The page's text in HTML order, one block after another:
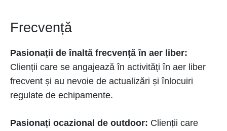
Frecvență
Pasionații de înaltă frecvență în aer liber:
Clienții care se angajează în activități în aer liber
frecvent și au nevoie de actualizări și înlocuiri
regulate de echipamente.
Pasionați ocazional de outdoor: Clienții care